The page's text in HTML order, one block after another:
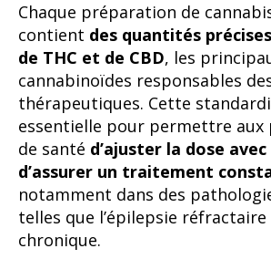
Chaque préparation de
contient des quantités
de THC et de CBD, les
cannabinoïdes responsables
thérapeutiques. Cette
essentielle pour permettre aux
de santé d’ajuster la dose
d’assurer un traitement
notamment dans des
telles que l’épilepsie
chronique.